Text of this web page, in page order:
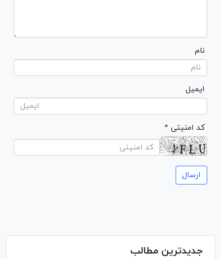
نام
ایمیل
* کد امنیتی
جدیدترین مطالب